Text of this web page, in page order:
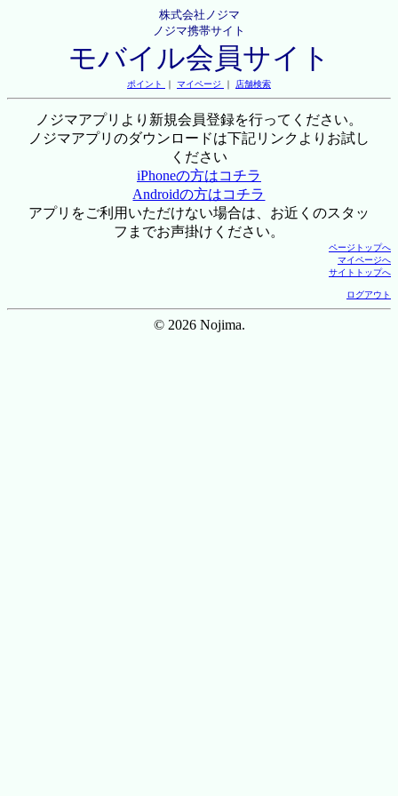
株式会社ノジマ
ノジマ携帯サイト
モバイル会員サイト
ポイント ｜ マイページ ｜ 店舗検索
ノジマアプリより新規会員登録を行ってください。
ノジマアプリのダウンロードは下記リンクよりお試し
ください
iPhoneの方はコチラ
Androidの方はコチラ
アプリをご利用いただけない場合は、お近くのスタッ
フまでお声掛けください。
ページトップへ
マイページへ
サイトトップへ
ログアウト
© 2026 Nojima.